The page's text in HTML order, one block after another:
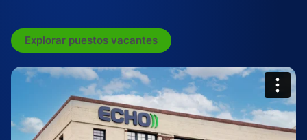
Explorar puestos vacantes